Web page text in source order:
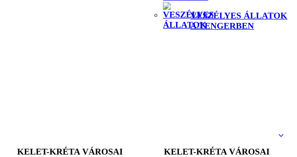
VESZÉLYES ÁLLATOK
A TENGERBEN
KELET-KRÉTA VÁROSAI
KELET-KRÉTA VÁROSAI